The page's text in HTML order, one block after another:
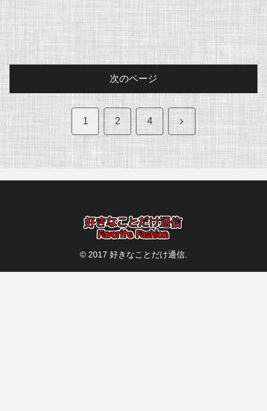
次のページ
1 2 4 次
© 2017 好きなことだけ通信.